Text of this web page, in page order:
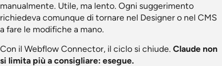
manualmente. Utile, ma lento. Ogni suggerimento
richiedeva comunque di tornare nel Designer o nel CMS
a fare le modifiche a mano.
Con il Webflow Connector, il ciclo si chiude. Claude non
si limita più a consigliare: esegue.